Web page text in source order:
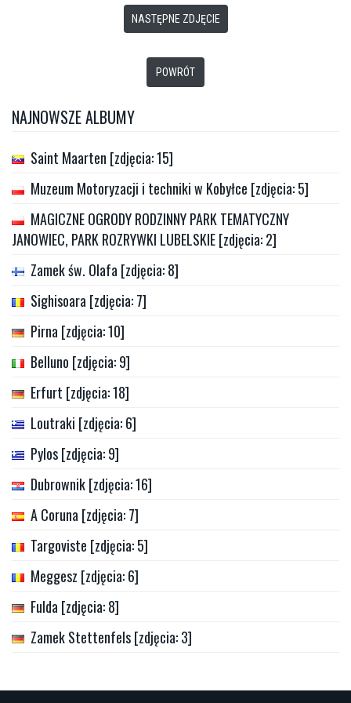
NASTĘPNE ZDJĘCIE
POWRÓT
NAJNOWSZE ALBUMY
Saint Maarten [zdjęcia: 15]
Muzeum Motoryzacji i techniki w Kobyłce [zdjęcia: 5]
MAGICZNE OGRODY RODZINNY PARK TEMATYCZNY
JANOWIEC, PARK ROZRYWKI LUBELSKIE [zdjęcia: 2]
Zamek św. Olafa [zdjęcia: 8]
Sighisoara [zdjęcia: 7]
Pirna [zdjęcia: 10]
Belluno [zdjęcia: 9]
Erfurt [zdjęcia: 18]
Loutraki [zdjęcia: 6]
Pylos [zdjęcia: 9]
Dubrownik [zdjęcia: 16]
A Coruna [zdjęcia: 7]
Targoviste [zdjęcia: 5]
Meggesz [zdjęcia: 6]
Fulda [zdjęcia: 8]
Zamek Stettenfels [zdjęcia: 3]